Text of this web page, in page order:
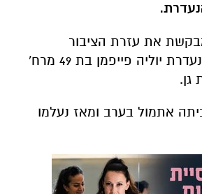
את עזרת הציבור
בחיפושיה אחר הנעדרת יוליה פייפמן בת 49 מרח'
גן.
אתמול בערב ומאז נעלמו